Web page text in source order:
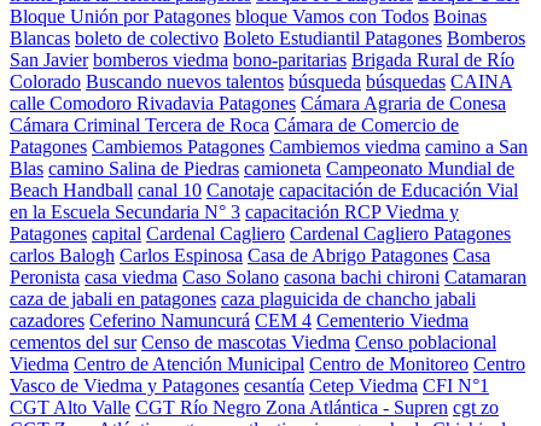
Bloque Unión por Patagones bloque Vamos con Todos Boinas
Blancas boleto de colectivo Boleto Estudiantil Patagones Bomberos
San Javier bomberos viedma bono-paritarias Brigada Rural de Río
Colorado Buscando nuevos talentos búsqueda búsquedas CAINA
calle Comodoro Rivadavia Patagones Cámara Agraria de Conesa
Cámara Criminal Tercera de Roca Cámara de Comercio de
Patagones Cambiemos Patagones Cambiemos viedma camino a San
Blas camino Salina de Piedras camioneta Campeonato Mundial de
Beach Handball canal 10 Canotaje capacitación de Educación Vial
en la Escuela Secundaria N° 3 capacitación RCP Viedma y
Patagones capital Cardenal Cagliero Cardenal Cagliero Patagones
carlos Balogh Carlos Espinosa Casa de Abrigo Patagones Casa
Peronista casa viedma Caso Solano casona bachi chironi Catamaran
caza de jabali en patagones caza plaguicida de chancho jabali
cazadores Ceferino Namuncurá CEM 4 Cementerio Viedma
cementos del sur Censo de mascotas Viedma Censo poblacional
Viedma Centro de Atención Municipal Centro de Monitoreo Centro
Vasco de Viedma y Patagones cesantía Cetep Viedma CFI N°1
CGT Alto Valle CGT Río Negro Zona Atlántica - Supren cgt zo